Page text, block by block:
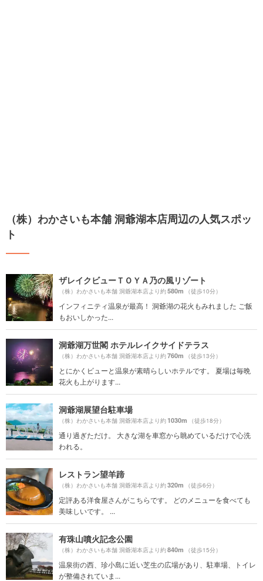
（株）わかさいも本舗 洞爺湖本店周辺の人気スポッ
ト
ザレイクビューＴＯＹＡ乃の風リゾート
（株）わかさいも本舗 洞爺湖本店より約580m （徒歩10分）
インフィニティ温泉が最高！ 洞爺湖の花火もみれました ご飯
もおいしかった...
洞爺湖万世閣 ホテルレイクサイドテラス
（株）わかさいも本舗 洞爺湖本店より約760m （徒歩13分）
とにかくビューと温泉が素晴らしいホテルです。 夏場は毎晩
花火も上がります...
洞爺湖展望台駐車場
（株）わかさいも本舗 洞爺湖本店より約1030m （徒歩18分）
通り過ぎただけ。 大きな湖を車窓から眺めているだけで心洗
われる。
レストラン望羊蹄
（株）わかさいも本舗 洞爺湖本店より約320m （徒歩6分）
定評ある洋食屋さんがこちらです。 どのメニューを食べても
美味しいです。 ...
有珠山噴火記念公園
（株）わかさいも本舗 洞爺湖本店より約840m （徒歩15分）
温泉街の西、珍小島に近い芝生の広場があり、駐車場、トイレ
が整備されていま...